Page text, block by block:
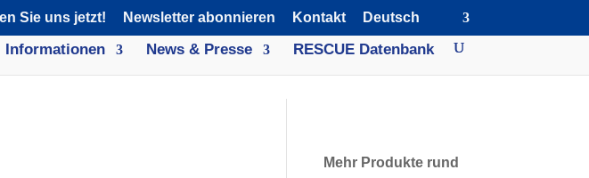
Sie uns jetzt! Newsletter abonnieren Kontakt Deutsch
Informationen News & Presse RESCUE Datenbank
Mehr Produkte rund